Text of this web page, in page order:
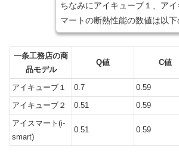
ちなみにアイキューブ１、ア
マートの断熱性能の数値は以下
一条工務店の商
品モデル
Q値 C値
アイキューブ１ 0.7 0.59
アイキューブ２
0.51 0.59
アイスマート(i-
smart)
0.51 0.59